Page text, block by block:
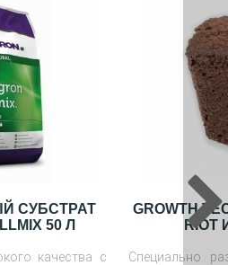
СУБСТРАТ
50 Л
качества с
GROWTH
Специально